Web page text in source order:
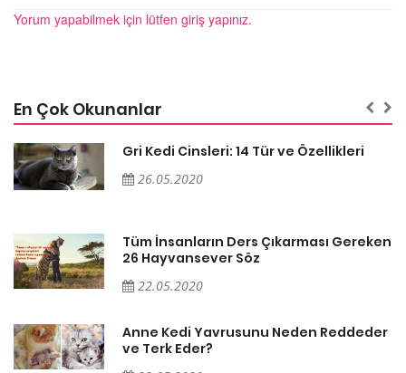
Yorum yapabilmek için lütfen giriş yapınız.
En Çok Okunanlar
Gri Kedi Cinsleri: 14 Tür ve Özellikleri
26.05.2020
Tüm İnsanların Ders Çıkarması Gereken
26 Hayvansever Söz
22.05.2020
Anne Kedi Yavrusunu Neden Reddeder
ve Terk Eder?